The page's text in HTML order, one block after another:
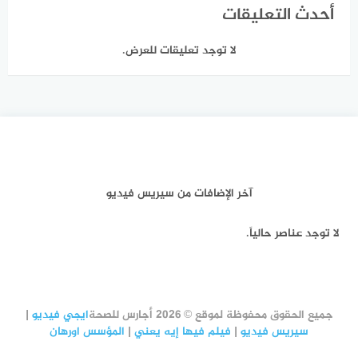
أحدث التعليقات
لا توجد تعليقات للعرض.
آخر الإضافات من سيريس فيديو
لا توجد عناصر حالياً.
جميع الحقوق محفوظة لموقع © 2026 أجارس للصحة ايجي فيديو |
سيريس فيديو | فيلم فيها إيه يعني | المؤسس اورهان